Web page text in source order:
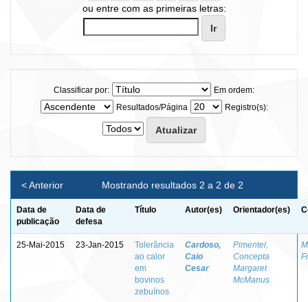
ou entre com as primeiras letras:
Classificar por:
Em ordem:
Resultados/Página
Registro(s):
Mostrando resultados 2 a 2 de 2
< Anterior
Data de
publicação
Data de
defesa
Título Autor(es) Orientador(es)
25-Mai-2015 23-Jan-2015
Tolerância
ao calor
em
bovinos
zebuínos
Cardoso,
Caio
Cesar
Pimentel,
Concepta
Margaret
McManus